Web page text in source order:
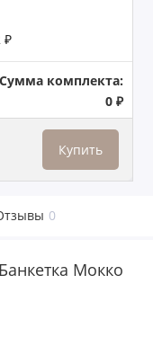
₽
Сумма комплекта:
0 ₽
Купить
0
Мокко